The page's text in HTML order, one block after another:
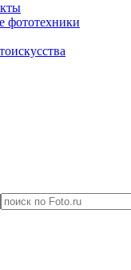
фототехники